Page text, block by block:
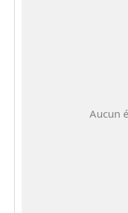
Aucun